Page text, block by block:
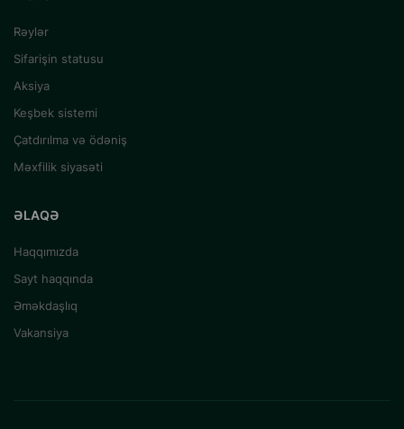
Rəylər
Sifarişin statusu
Aksiya
Keşbek sistemi
Çatdırılma və ödəniş
Məxfilik siyasəti
ƏLAQƏ
Haqqımızda
Sayt haqqında
Əməkdaşlıq
Vakansiya